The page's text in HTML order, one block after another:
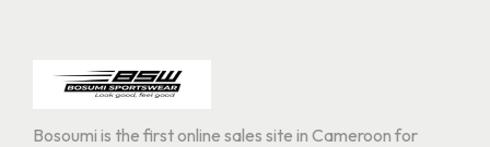
Bosoumi is the first online sales site in Cameroon for